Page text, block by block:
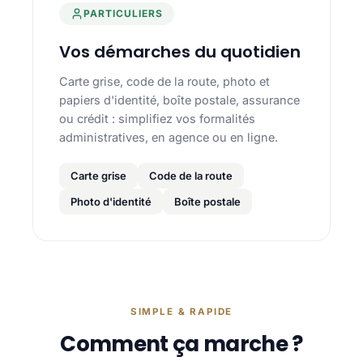
PARTICULIERS
Vos démarches du quotidien
Carte grise, code de la route, photo et
papiers d'identité, boîte postale, assurance
ou crédit : simplifiez vos formalités
administratives, en agence ou en ligne.
Carte grise
Code de la route
Photo d'identité
Boîte postale
SIMPLE & RAPIDE
Comment ça marche ?